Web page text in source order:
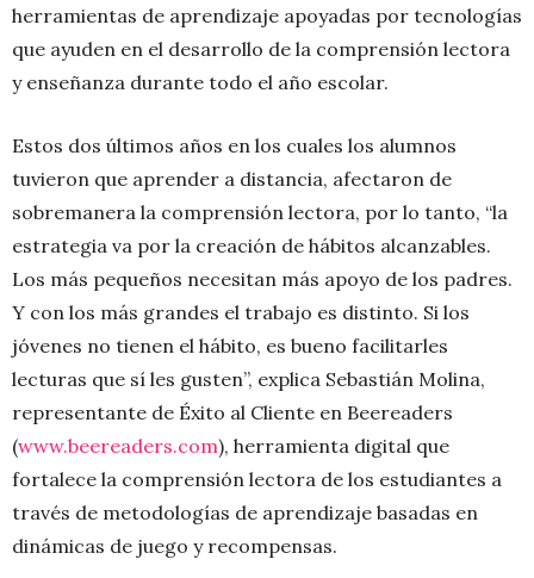
herramientas de aprendizaje apoyadas por tecnologías
que ayuden en el desarrollo de la comprensión lectora
y enseñanza durante todo el año escolar.
Estos dos últimos años en los cuales los alumnos
tuvieron que aprender a distancia, afectaron de
sobremanera la comprensión lectora, por lo tanto, “la
estrategia va por la creación de hábitos alcanzables.
Los más pequeños necesitan más apoyo de los padres.
Y con los más grandes el trabajo es distinto. Si los
jóvenes no tienen el hábito, es bueno facilitarles
lecturas que sí les gusten”, explica Sebastián Molina,
representante de Éxito al Cliente en Beereaders
(www.beereaders.com), herramienta digital que
fortalece la comprensión lectora de los estudiantes a
través de metodologías de aprendizaje basadas en
dinámicas de juego y recompensas.